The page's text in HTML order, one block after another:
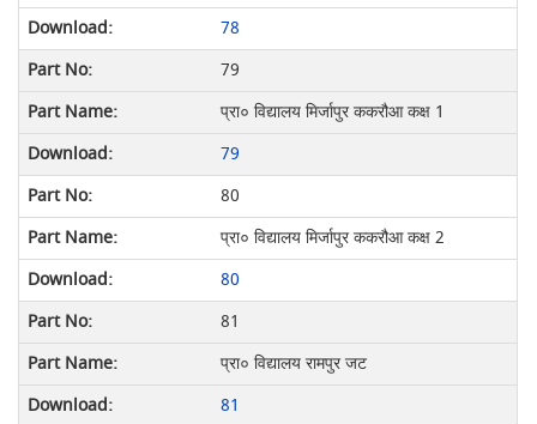
78
79
प्रा० विद्यालय मिर्जापुर ककरौआ कक्ष 1
79
80
प्रा० विद्यालय मिर्जापुर ककरौआ कक्ष 2
80
81
प्रा० विद्यालय रामपुर जट
81